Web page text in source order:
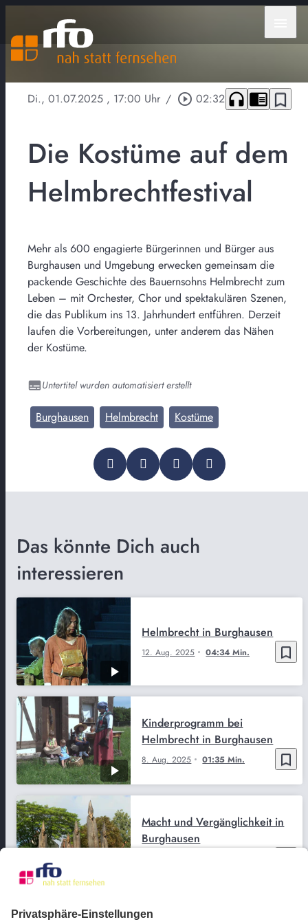
Di., 01.07.2025 , 17:00 Uhr / play_circle_outline 02:32 headphones chrome_reader_mode bookmark_border
Die Kostüme auf dem
Helmbrechtfestival
Mehr als 600 engagierte Bürgerinnen und Bürger aus
Burghausen und Umgebung erwecken gemeinsam die
packende Geschichte des Bauernsohns Helmbrecht zum
Leben – mit Orchester, Chor und spektakulären Szenen,
die das Publikum ins 13. Jahrhundert entführen. Derzeit
laufen die Vorbereitungen, unter anderem das Nähen
der Kostüme.
Untertitel wurden automatisiert erstellt
Burghausen Helmbrecht Kostüme
Das könnte Dich auch
interessieren
bookmark_border
12. Aug. 2025 04:34 Min.
Helmbrecht in Burghausen
bookmark_border
8. Aug. 2025 01:35 Min.
Kinderprogramm bei
Helmbrecht in Burghausen
Macht und Vergänglichkeit in
Burghausen
Familientag in der Burg